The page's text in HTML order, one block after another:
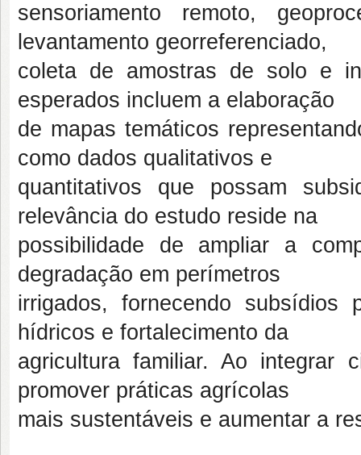
sensoriamento remoto,
levantamento georreferenciado,
coleta de amostras de solo e
esperados incluem a elaboração
de mapas temáticos
como dados qualitativos e
quantitativos que possam
relevância do estudo reside na
possibilidade de ampliar a
degradação em perímetros
irrigados, fornecendo
hídricos e fortalecimento da
agricultura familiar. Ao integrar
promover práticas agrícolas
mais sustentáveis e aumentar a